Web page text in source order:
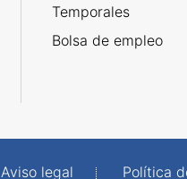
Temporales
Bolsa de empleo
Aviso legal Política